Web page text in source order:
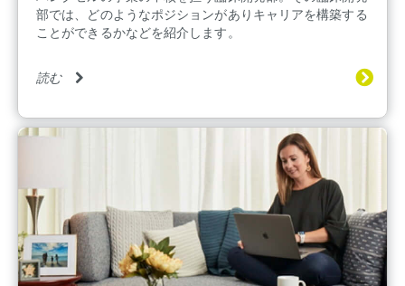
部では、どのようなポジションがありキャリアを構築する
ことができるかなどを紹介します。
読む